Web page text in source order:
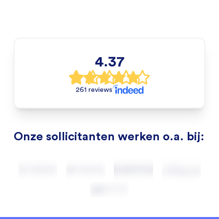
4.37
261 reviews
Onze sollicitanten werken o.a. bij: